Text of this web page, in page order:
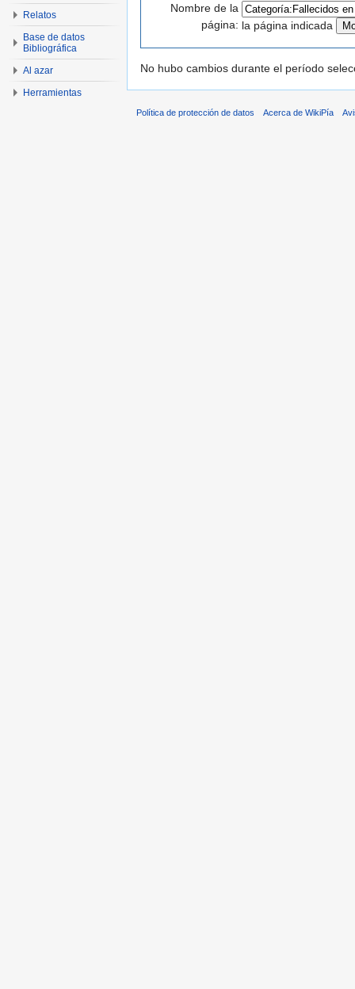
Nombre de la
página: la página indicada
No hubo cambios durante el período
Relatos
Base de datos
Bibliográfica
Al azar
Herramientas
Política de protección de datos Acerca de WikiPía